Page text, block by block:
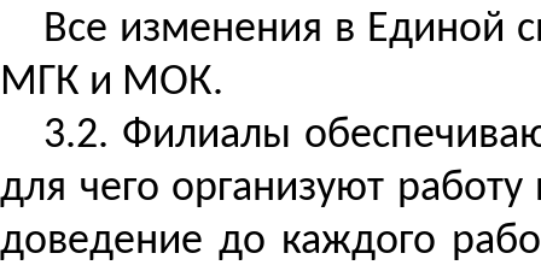
Все изменения в Единой
МГК и МОК.
3.2. Филиалы
для чего организуют
доведение до каждого